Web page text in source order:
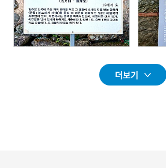
더보기